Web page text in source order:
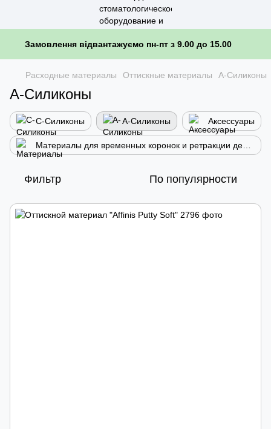
Замовлення відвантажуємо пн-пт з 9.00 до 15.00
Расходные материалы Оттискные материалы А-Силиконы
А-Силиконы
С-Силиконы А-Силиконы Аксессуары
Фильтр По популярности